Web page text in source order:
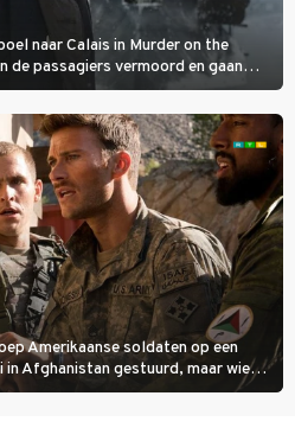
naar Calais in Murder on the
de passagiers vermoord en gaan
snor uitzoeken wie van de andere
Amerikaanse soldaten op een
in Afghanistan gestuurd, maar wie